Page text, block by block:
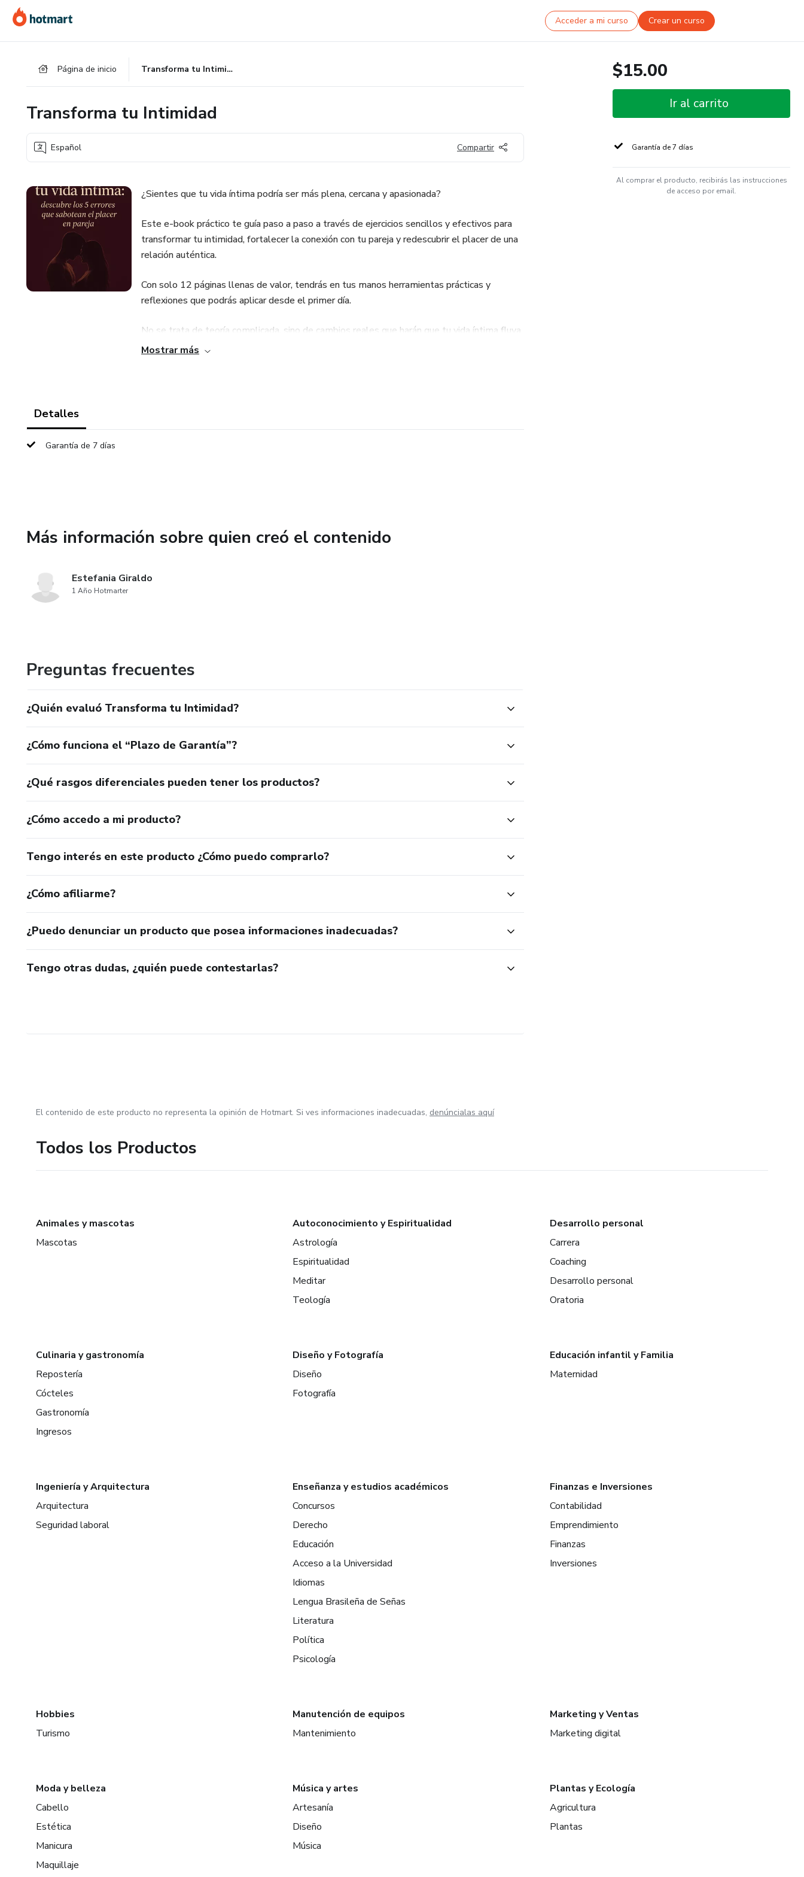
contenido
la
pie
Acceder a mi curso Crear un curso
Página de inicio Transforma tu Intimidad
Transforma tu Intimidad
Español Compartir
¿Sientes que tu vida íntima podría ser más plena, cercana y apasionada?
Este e-book práctico te guía paso a paso a través de ejercicios sencillos y efectivos para
transformar tu intimidad, fortalecer la conexión con tu pareja y redescubrir el placer de una
relación auténtica.
Con solo 12 páginas llenas de valor, tendrás en tus manos herramientas prácticas y
reflexiones que podrás aplicar desde el primer día.
No se trata de teoría complicada, sino de cambios reales que harán que tu vida íntima fluya
con confianza, disfrute y conexión emocional.
Mostrar más
Detalles
Garantía de 7 días
Más información sobre quien creó el contenido
Estefania Giraldo
1 Año Hotmarter
Preguntas frecuentes
¿Quién evaluó Transforma tu Intimidad?
¿Cómo funciona el “Plazo de Garantía”?
¿Qué rasgos diferenciales pueden tener los productos?
¿Cómo accedo a mi producto?
Tengo interés en este producto ¿Cómo puedo comprarlo?
¿Cómo afiliarme?
¿Puedo denunciar un producto que posea informaciones inadecuadas?
Tengo otras dudas, ¿quién puede contestarlas?
$15.00
Ir al carrito
Garantía de 7 días
Al comprar el producto, recibirás las instrucciones
de acceso por email.
El contenido de este producto no representa la opinión de Hotmart. Si ves informaciones inadecuadas, denúncialas aquí
Todos los Productos
Animales y mascotas
Mascotas
Autoconocimiento y Espiritualidad
Astrología
Espiritualidad
Meditar
Teología
Desarrollo personal
Carrera
Coaching
Desarrollo personal
Oratoria
Culinaria y gastronomía
Repostería
Cócteles
Gastronomía
Ingresos
Diseño y Fotografía
Diseño
Fotografía
Educación infantil y Familia
Maternidad
Ingeniería y Arquitectura
Arquitectura
Seguridad laboral
Enseñanza y estudios académicos
Concursos
Derecho
Educación
Acceso a la Universidad
Idiomas
Lengua Brasileña de Señas
Literatura
Política
Psicología
Finanzas e Inversiones
Contabilidad
Emprendimiento
Finanzas
Inversiones
Hobbies
Turismo
Manutención de equipos
Mantenimiento
Marketing y Ventas
Marketing digital
Moda y belleza
Cabello
Estética
Manicura
Maquillaje
Música y artes
Artesanía
Diseño
Música
Plantas y Ecología
Agricultura
Plantas